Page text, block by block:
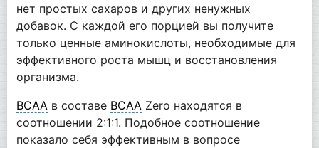
нет простых сахаров и других ненужных
добавок. С каждой его порцией вы получите
только ценные аминокислоты, необходимые для
эффективного роста мышц и восстановления
организма.
BCAAв составе BCAAZero находятся в
соотношении 2:1:1. Подобное соотношение
показало себя эффективным в вопросе